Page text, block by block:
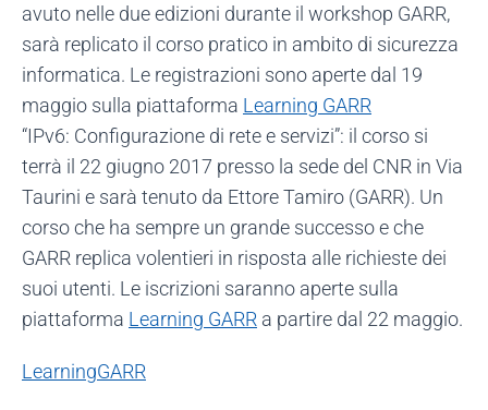
avuto nelle due edizioni durante il workshop GARR,
sarà replicato il corso pratico in ambito di sicurezza
informatica. Le registrazioni sono aperte dal 19
maggio sulla piattaforma Learning GARR
“IPv6: Configurazione di rete e servizi”: il corso si
terrà il 22 giugno 2017 presso la sede del CNR in Via
Taurini e sarà tenuto da Ettore Tamiro (GARR). Un
corso che ha sempre un grande successo e che
GARR replica volentieri in risposta alle richieste dei
suoi utenti. Le iscrizioni saranno aperte sulla
piattaforma Learning GARR a partire dal 22 maggio.
LearningGARR